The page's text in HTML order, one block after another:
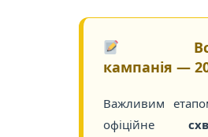
кампанія —
Важливим
офіційне